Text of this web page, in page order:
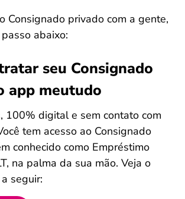
Consignado privado com a gente,
abaixo:
seu Consignado
app meutudo
100% digital e sem contato com
tem acesso ao Consignado
conhecido como Empréstimo
na palma da sua mão. Veja o
seguir: